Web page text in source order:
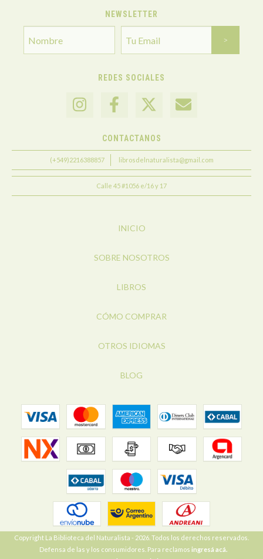
NEWSLETTER
REDES SOCIALES
CONTACTANOS
(+549)2216388857 librosdelnaturalista@gmail.com
Calle 45 #1056 e/16 y 17
INICIO
SOBRE NOSOTROS
LIBROS
CÓMO COMPRAR
OTROS IDIOMAS
BLOG
Copyright La Biblioteca del Naturalista - 2026. Todos los derechos reservados.
Defensa de las y los consumidores. Para reclamos ingresá acá.